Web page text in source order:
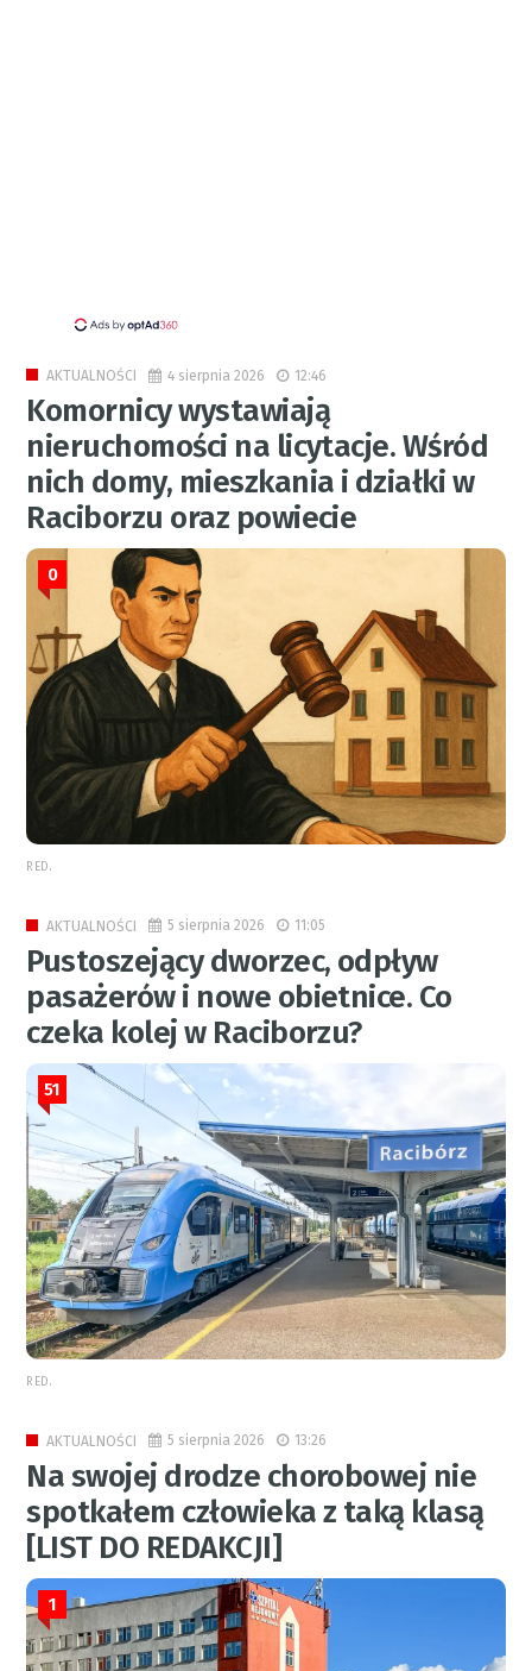
AKTUALNOŚCI 4 sierpnia 2026 12:46
Komornicy wystawiają
nieruchomości na licytacje. Wśród
nich domy, mieszkania i działki w
Raciborzu oraz powiecie
0
RED.
AKTUALNOŚCI 5 sierpnia 2026 11:05
Pustoszejący dworzec, odpływ
pasażerów i nowe obietnice. Co
czeka kolej w Raciborzu?
51
RED.
AKTUALNOŚCI 5 sierpnia 2026 13:26
Na swojej drodze chorobowej nie
spotkałem człowieka z taką klasą
[LIST DO REDAKCJI]
1